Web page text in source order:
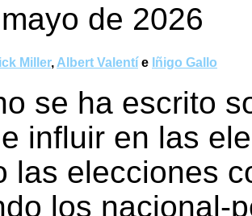
de 2026
Miller, Albert Valentí e Iñigo Gallo
se ha escrito
influir en las
las elecciones
los nacional-